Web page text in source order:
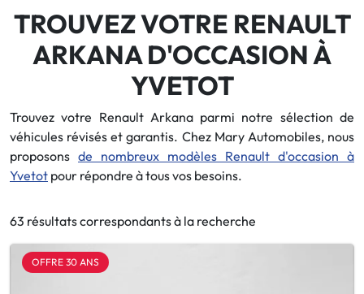
TROUVEZ VOTRE RENAULT
ARKANA D'OCCASION À
YVETOT
Trouvez votre Renault Arkana parmi notre sélection de
véhicules révisés et garantis. Chez Mary Automobiles, nous
proposons de nombreux modèles Renault d'occasion à
Yvetot pour répondre à tous vos besoins.
63 résultats correspondants à la recherche
OFFRE 30 ANS